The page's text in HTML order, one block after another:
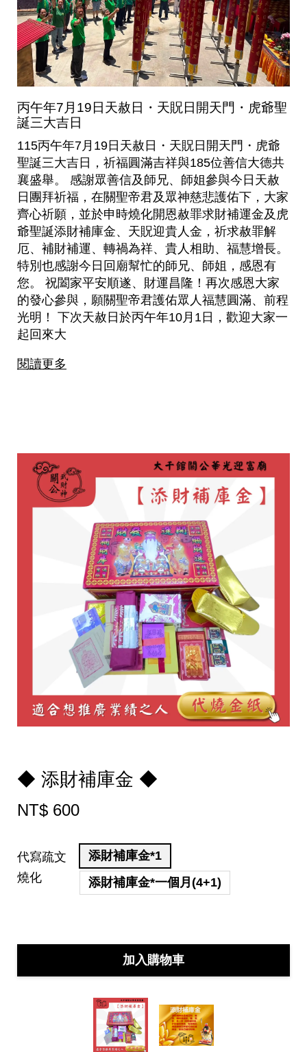
丙午年7月19日天赦日・天貺日開天門・虎爺聖
誕三大吉日
115丙午年7月19日天赦日・天貺日開天門・虎爺
聖誕三大吉日，祈福圓滿吉祥與185位善信大德共
襄盛舉。 感謝眾善信及師兄、師姐參與今日天赦
日團拜祈福，在關聖帝君及眾神慈悲護佑下，大家
齊心祈願，並於申時燒化開恩赦罪求財補運金及虎
爺聖誕添財補庫金、天貺迎貴人金，祈求赦罪解
厄、補財補運、轉禍為祥、貴人相助、福慧增長。
特別也感謝今日回廟幫忙的師兄、師姐，感恩有
您。 祝闔家平安順遂、財運昌隆！再次感恩大家
的發心參與，願關聖帝君護佑眾人福慧圓滿、前程
光明！ 下次天赦日於丙午年10月1日，歡迎大家一
起回來大
閱讀更多
◆ 添財補庫金 ◆
NT$ 600
代寫疏文
燒化
添財補庫金*1
添財補庫金*一個月(4+1)
加入購物車